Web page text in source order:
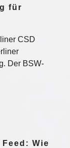
für
CSD
Der BSW-
Wie